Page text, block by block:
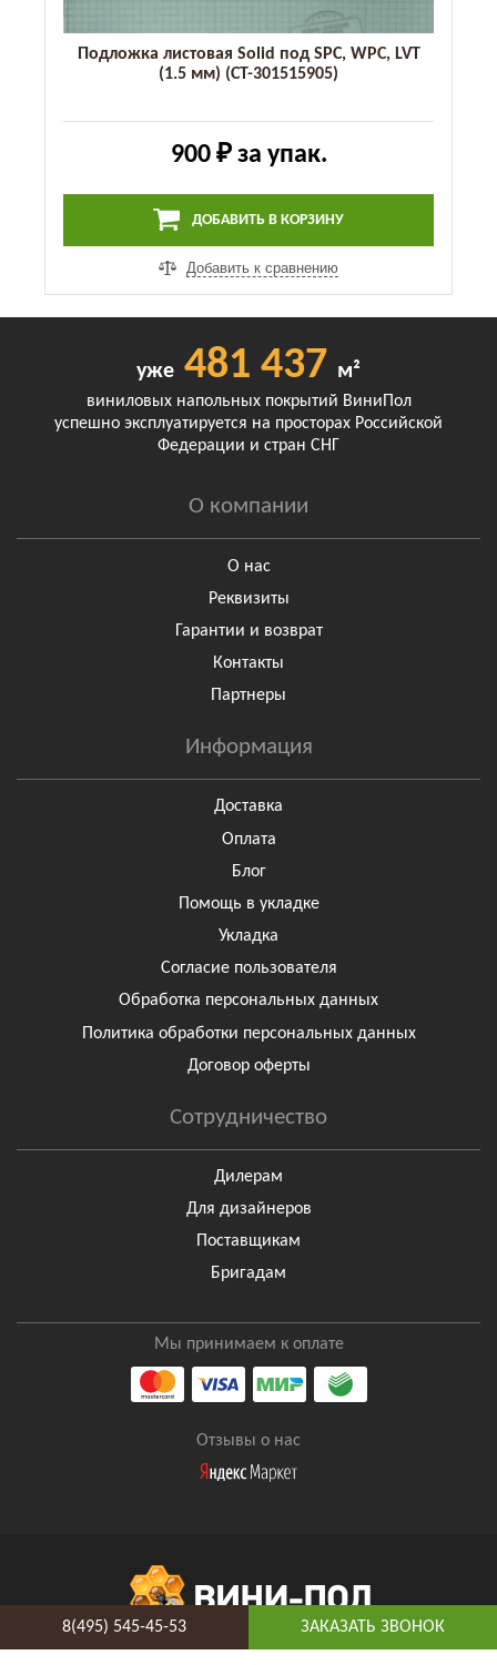
Подложка листовая Solid под SPC, WPC, LVT
(1.5 мм) (СТ-301515905)
900 ₽за упак.
ДОБАВИТЬ В КОРЗИНУ
Добавить к сравнению
уже 481 437 м²
виниловых напольных покрытий ВиниПол
успешно эксплуатируется на просторах Российской
Федерации и стран СНГ
О компании
О нас
Реквизиты
Гарантии и возврат
Контакты
Партнеры
Информация
Доставка
Оплата
Блог
Помощь в укладке
Укладка
Согласие пользователя
Обработка персональных данных
Политика обработки персональных данных
Договор оферты
Сотрудничество
Дилерам
Для дизайнеров
Поставщикам
Бригадам
Мы принимаем к оплате
Отзывы о нас
8(495) 545-45-53 ЗАКАЗАТЬ ЗВОНОК